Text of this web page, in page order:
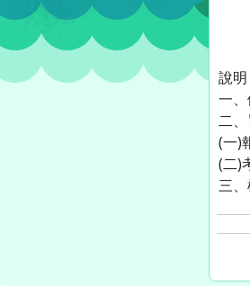
說明
一
二
(一)
(二)
三、